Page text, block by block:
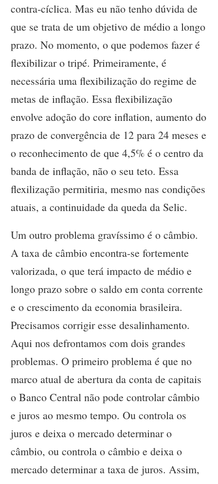
contra-cíclica. Mas eu não tenho dúvida de
que se trata de um objetivo de médio a longo
prazo. No momento, o que podemos fazer é
flexibilizar o tripé. Primeiramente, é
necessária uma flexibilização do regime de
metas de inflação. Essa flexibilização
envolve adoção do core inflation, aumento do
prazo de convergência de 12 para 24 meses e
o reconhecimento de que 4,5% é o centro da
banda de inflação, não o seu teto. Essa
flexilização permitiria, mesmo nas condições
atuais, a continuidade da queda da Selic.
Um outro problema gravíssimo é o câmbio.
A taxa de câmbio encontra-se fortemente
valorizada, o que terá impacto de médio e
longo prazo sobre o saldo em conta corrente
e o crescimento da economia brasileira.
Precisamos corrigir esse desalinhamento.
Aqui nos defrontamos com dois grandes
problemas. O primeiro problema é que no
marco atual de abertura da conta de capitais
o Banco Central não pode controlar câmbio
e juros ao mesmo tempo. Ou controla os
juros e deixa o mercado determinar o
câmbio, ou controla o câmbio e deixa o
mercado determinar a taxa de juros. Assim,